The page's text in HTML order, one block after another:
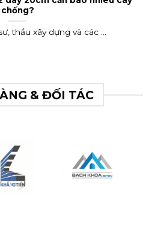
chống?
thầu xây dựng và các ...
& ĐỐI TÁC